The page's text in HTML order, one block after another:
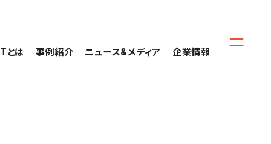
とは 事例紹介 ニュース&メディア 企業情報